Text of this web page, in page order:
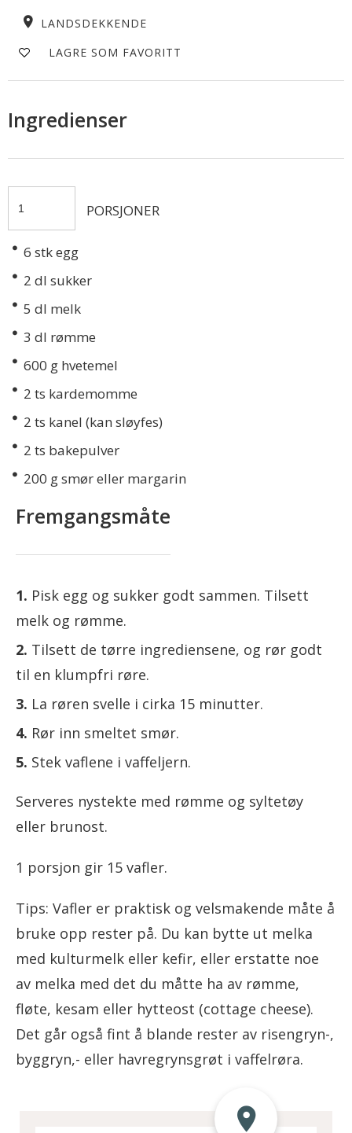
LANDSDEKKENDE
LAGRE SOM FAVORITT
Ingredienser
PORSJONER
6 stk egg
2 dl sukker
5 dl melk
3 dl rømme
600 g hvetemel
2 ts kardemomme
2 ts kanel (kan sløyfes)
2 ts bakepulver
200 g smør eller margarin
Fremgangsmåte
Pisk egg og sukker godt sammen. Tilsett
melk og rømme.
Tilsett de tørre ingrediensene, og rør godt
til en klumpfri røre.
La røren svelle i cirka 15 minutter.
Rør inn smeltet smør.
Stek vaflene i vaffeljern.
Serveres nystekte med rømme og syltetøy
eller brunost.
1 porsjon gir 15 vafler.
Tips: Vafler er praktisk og velsmakende måte å
bruke opp rester på. Du kan bytte ut melka
med kulturmelk eller kefir, eller erstatte noe
av melka med det du måtte ha av rømme,
fløte, kesam eller hytteost (cottage cheese).
Det går også fint å blande rester av risengryn-,
byggryn,- eller havregrynsgrøt i vaffelrøra.